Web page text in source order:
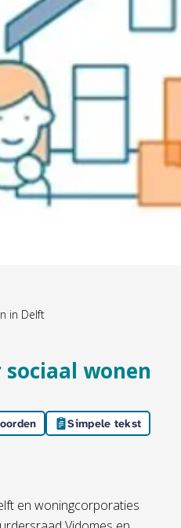
in Delft
wonen
Simpele tekst
en woningcorporaties